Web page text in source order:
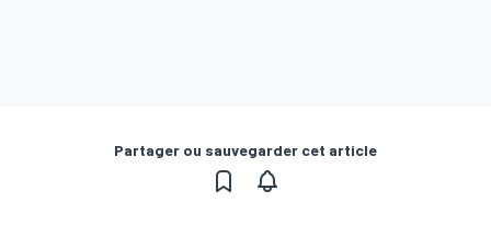
Partager ou sauvegarder cet article